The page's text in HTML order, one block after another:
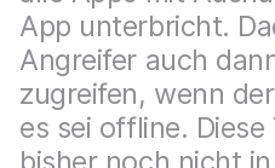
App unterbricht.
Angreifer auch
zugreifen, wenn
es sei offline.